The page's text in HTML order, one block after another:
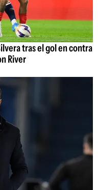
tras el gol en contra
River